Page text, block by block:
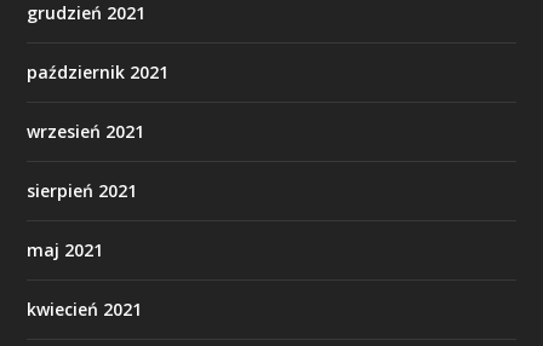
grudzień 2021
październik 2021
wrzesień 2021
sierpień 2021
maj 2021
kwiecień 2021